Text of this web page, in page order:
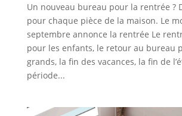
Un nouveau bureau pour la rentrée ?
pour chaque pièce de la maison. Le
septembre annonce la rentrée Le
pour les enfants, le retour au bureau
grands, la fin des vacances, la fin de
période...